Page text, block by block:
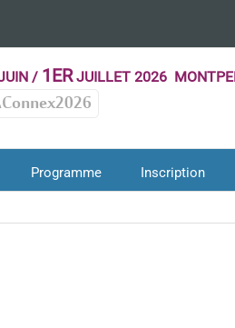
/ 1ERJUILLET 2026
Programme Inscription